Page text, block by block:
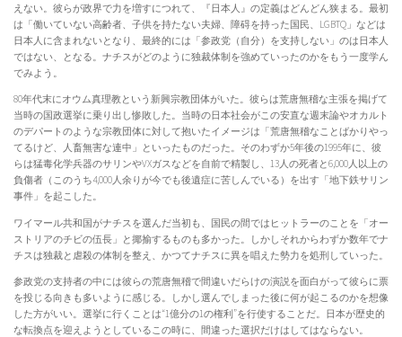
えない。彼らが政界で力を増すにつれて、『日本人』の定義はどんどん狭まる。最初
は「働いていない高齢者、子供を持たない夫婦、障碍を持った国民、LGBTQ」などは
日本人に含まれないとなり、最終的には「参政党（自分）を支持しない」のは日本人
ではない、となる。ナチスがどのように独裁体制を強めていったのかをもう一度学ん
でみよう。
80年代末にオウム真理教という新興宗教団体がいた。彼らは荒唐無稽な主張を掲げて
当時の国政選挙に乗り出し惨敗した。当時の日本社会がこの安直な週末論やオカルト
のデパートのような宗教団体に対して抱いたイメージは「荒唐無稽なことばかりやっ
てるけど、人畜無害な連中」といったものだった。そのわずか5年後の1995年に、彼
らは猛毒化学兵器のサリンやVXガスなどを自前で精製し、13人の死者と6,000人以上の
負傷者（このうち4,000人余りが今でも後遺症に苦しんでいる）を出す「地下鉄サリン
事件」を起こした。
ワイマール共和国がナチスを選んだ当初も、国民の間ではヒットラーのことを「オー
ストリアのチビの伍長」と揶揄するものも多かった。しかしそれからわずか数年でナ
チスは独裁と虐殺の体制を整え、かつてナチスに異を唱えた勢力を処刑していった。
参政党の支持者の中には彼らの荒唐無稽で間違いだらけの演説を面白がって彼らに票
を投じる向きも多いように感じる。しかし選んでしまった後に何が起こるのかを想像
した方がいい。選挙に行くことは“1億分の1の権利”を行使することだ。日本が歴史的
な転換点を迎えようとしているこの時に、間違った選択だけはしてはならない。